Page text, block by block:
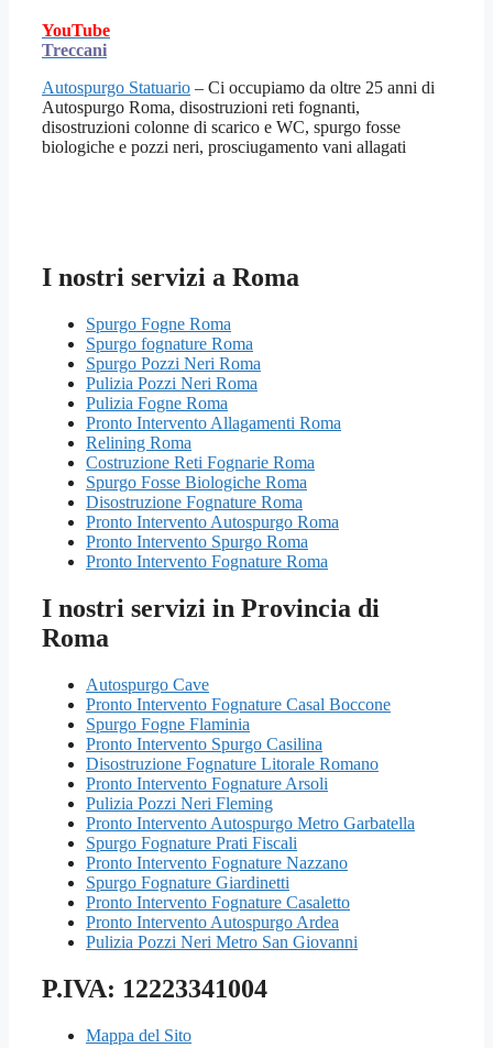
YouTube
Treccani
Autospurgo Statuario – Ci occupiamo da oltre 25 anni di
Autospurgo Roma, disostruzioni reti fognanti,
disostruzioni colonne di scarico e WC, spurgo fosse
biologiche e pozzi neri, prosciugamento vani allagati
I nostri servizi a Roma
Spurgo Fogne Roma
Spurgo fognature Roma
Spurgo Pozzi Neri Roma
Pulizia Pozzi Neri Roma
Pulizia Fogne Roma
Pronto Intervento Allagamenti Roma
Relining Roma
Costruzione Reti Fognarie Roma
Spurgo Fosse Biologiche Roma
Disostruzione Fognature Roma
Pronto Intervento Autospurgo Roma
Pronto Intervento Spurgo Roma
Pronto Intervento Fognature Roma
I nostri servizi in Provincia di
Roma
Autospurgo Cave
Pronto Intervento Fognature Casal Boccone
Spurgo Fogne Flaminia
Pronto Intervento Spurgo Casilina
Disostruzione Fognature Litorale Romano
Pronto Intervento Fognature Arsoli
Pulizia Pozzi Neri Fleming
Pronto Intervento Autospurgo Metro Garbatella
Spurgo Fognature Prati Fiscali
Pronto Intervento Fognature Nazzano
Spurgo Fognature Giardinetti
Pronto Intervento Fognature Casaletto
Pronto Intervento Autospurgo Ardea
Pulizia Pozzi Neri Metro San Giovanni
P.IVA: 12223341004
Mappa del Sito